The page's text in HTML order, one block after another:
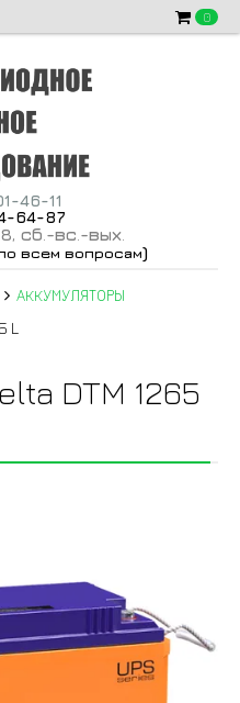
0
46-11
64-87
, сб -вс -вых.
всем вопросам)
АККУМУЛЯТОРЫ
L
DTM 1265